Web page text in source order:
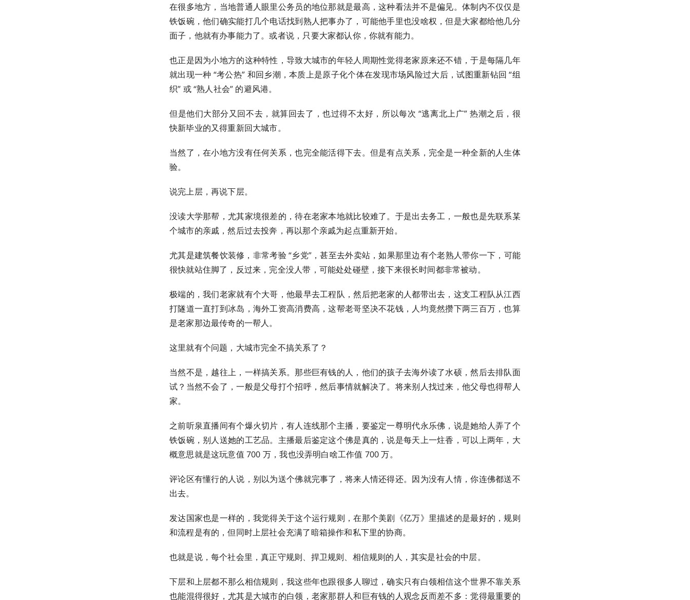
在很多地方，当地普通人眼里公务员的地位那就是最高，这种看法并不是偏见。体制内不仅仅是
铁饭碗，他们确实能打几个电话找到熟人把事办了，可能他手里也没啥权，但是大家都给他几分
面子，他就有办事能力了。或者说，只要大家都认你，你就有能力。
也正是因为小地方的这种特性，导致大城市的年轻人周期性觉得老家原来还不错，于是每隔几年
就出现一种 “考公热” 和回乡潮，本质上是原子化个体在发现市场风险过大后，试图重新钻回 “组
织” 或 “熟人社会” 的避风港。
但是他们大部分又回不去，就算回去了，也过得不太好，所以每次 “逃离北上广” 热潮之后，很
快新毕业的又得重新回大城市。
当然了，在小地方没有任何关系，也完全能活得下去。但是有点关系，完全是一种全新的人生体
验。
说完上层，再说下层。
没读大学那帮，尤其家境很差的，待在老家本地就比较难了。于是出去务工，一般也是先联系某
个城市的亲戚，然后过去投奔，再以那个亲戚为起点重新开始。
尤其是建筑餐饮装修，非常考验 “乡党”，甚至去外卖站，如果那里边有个老熟人带你一下，可能
很快就站住脚了，反过来，完全没人带，可能处处碰壁，接下来很长时间都非常被动。
极端的，我们老家就有个大哥，他最早去工程队，然后把老家的人都带出去，这支工程队从江西
打隧道一直打到冰岛，海外工资高消费高，这帮老哥坚决不花钱，人均竟然攒下两三百万，也算
是老家那边最传奇的一帮人。
这里就有个问题，大城市完全不搞关系了？
当然不是，越往上，一样搞关系。那些巨有钱的人，他们的孩子去海外读了水硕，然后去排队面
试？当然不会了，一般是父母打个招呼，然后事情就解决了。将来别人找过来，他父母也得帮人
家。
之前听泉直播间有个爆火切片，有人连线那个主播，要鉴定一尊明代永乐佛，说是她给人弄了个
铁饭碗，别人送她的工艺品。主播最后鉴定这个佛是真的，说是每天上一炷香，可以上两年，大
概意思就是这玩意值 700 万，我也没弄明白啥工作值 700 万。
评论区有懂行的人说，别以为送个佛就完事了，将来人情还得还。因为没有人情，你连佛都送不
出去。
发达国家也是一样的，我觉得关于这个运行规则，在那个美剧《亿万》里描述的是最好的，规则
和流程是有的，但同时上层社会充满了暗箱操作和私下里的协商。
也就是说，每个社会里，真正守规则、捍卫规则、相信规则的人，其实是社会的中层。
下层和上层都不那么相信规则，我这些年也跟很多人聊过，确实只有白领相信这个世界不靠关系
也能混得很好，尤其是大城市的白领，老家那群人和巨有钱的人观念反而差不多：觉得最重要的